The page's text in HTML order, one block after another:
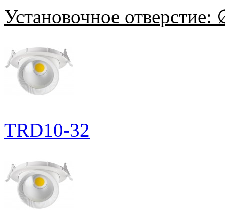
Установочное отверстие:
TRD10-32